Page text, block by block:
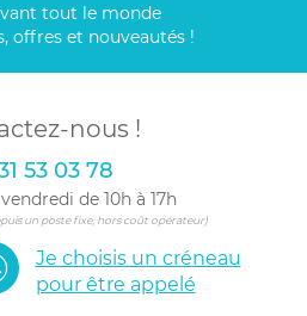
tout le monde
offres et nouveautés !
nous !
53 03 78
de 10h à 17h
un poste fixe, hors coût opérateur)
Je choisis un créneau
pour être appelé